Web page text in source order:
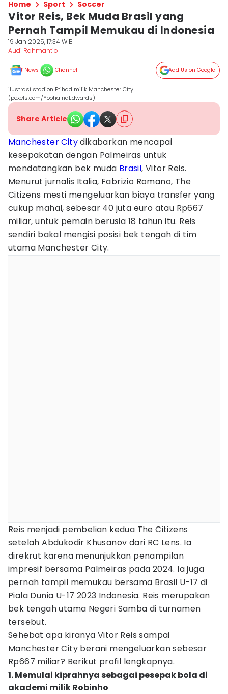
Home Sport Soccer
Vitor Reis, Bek Muda Brasil yang
Pernah Tampil Memukau di Indonesia
19 Jan 2025, 17:34 WIB
Audi Rahmantio
News Channel Add Us on Google
ilustrasi stadion Etihad milik Manchester City
(pexels.com/YoohainaEdwards)
Share Article
Manchester Citydikabarkan mencapai
kesepakatan dengan Palmeiras untuk
mendatangkan bek muda Brasil, Vitor Reis.
Menurut jurnalis Italia, Fabrizio Romano, The
Citizens mesti mengeluarkan biaya transfer yang
cukup mahal, sebesar 40 juta euro atau Rp667
miliar, untuk pemain berusia 18 tahun itu. Reis
sendiri bakal mengisi posisi bek tengah di tim
utama Manchester City.
Reis menjadi pembelian kedua The Citizens
setelah Abdukodir Khusanov dari RC Lens. Ia
direkrut karena menunjukkan penampilan
impresif bersama Palmeiras pada 2024. Ia juga
pernah tampil memukau bersama Brasil U-17 di
Piala Dunia U-17 2023 Indonesia. Reis merupakan
bek tengah utama Negeri Samba di turnamen
tersebut.
Sehebat apa kiranya Vitor Reis sampai
Manchester City berani mengeluarkan sebesar
Rp667 miliar? Berikut profil lengkapnya.
1. Memulai kiprahnya sebagai pesepak bola di
akademi milik Robinho